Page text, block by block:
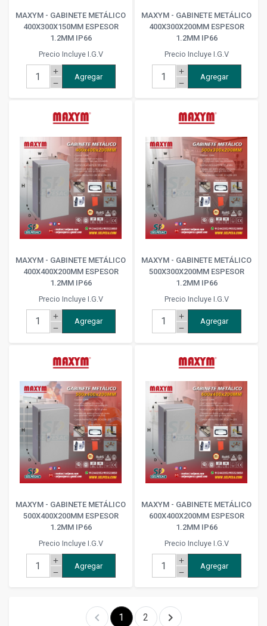
MAXYM - GABINETE METÁLICO
400X300X150MM ESPESOR
1.2MM IP66
Precio Incluye I.G.V
add
remove
Agregar
MAXYM - GABINETE METÁLICO
400X300X200MM ESPESOR
1.2MM IP66
Precio Incluye I.G.V
add
remove
Agregar
MAXYM - GABINETE METÁLICO
400X400X200MM ESPESOR
1.2MM IP66
Precio Incluye I.G.V
add
remove
Agregar
MAXYM - GABINETE METÁLICO
500X300X200MM ESPESOR
1.2MM IP66
Precio Incluye I.G.V
add
remove
Agregar
MAXYM - GABINETE METÁLICO
500X400X200MM ESPESOR
1.2MM IP66
Precio Incluye I.G.V
add
remove
Agregar
MAXYM - GABINETE METÁLICO
600X400X200MM ESPESOR
1.2MM IP66
Precio Incluye I.G.V
add
remove
Agregar
chevron_left 1 2 chevron_right